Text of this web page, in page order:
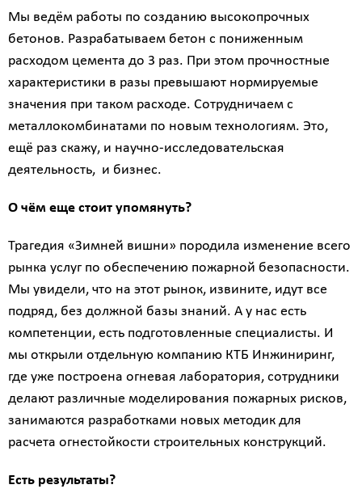
Мы ведём работы по созданию высокопрочных
бетонов. Разрабатываем бетон с пониженным
расходом цемента до 3 раз. При этом прочностные
характеристики в разы превышают нормируемые
значения при таком расходе. Сотрудничаем с
металлокомбинатами по новым технологиям. Это,
ещё раз скажу, и научно-исследовательская
деятельность, и бизнес.
О чём еще стоит упомянуть?
Трагедия «Зимней вишни» породила изменение всего
рынка услуг по обеспечению пожарной безопасности.
Мы увидели, что на этот рынок, извините, идут все
подряд, без должной базы знаний. А у нас есть
компетенции, есть подготовленные специалисты. И
мы открыли отдельную компанию КТБ Инжиниринг,
где уже построена огневая лаборатория, сотрудники
делают различные моделирования пожарных рисков,
занимаются разработками новых методик для
расчета огнестойкости строительных конструкций.
Есть результаты?
Калькулятор
расчёта
стоимости
работ
?
Площадь
?
здания
?